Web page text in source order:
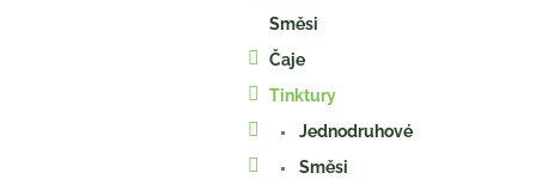
Směsi
Čaje
Tinktury
Jednodruhové
Směsi